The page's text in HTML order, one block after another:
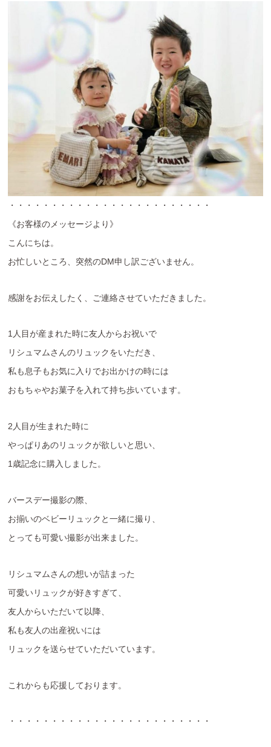
・・・・・・・・・・・・・・・・・・・・・・・・
《お客様のメッセージより》
こんにちは。
お忙しいところ、突然のDM申し訳ございません。
感謝をお伝えしたく、ご連絡させていただきました。
1人目が産まれた時に友人からお祝いで
リシュマムさんのリュックをいただき、
私も息子もお気に入りでお出かけの時には
おもちゃやお菓子を入れて持ち歩いています。
2人目が生まれた時に
やっぱりあのリュックが欲しいと思い、
1歳記念に購入しました。
バースデー撮影の際、
お揃いのベビーリュックと一緒に撮り、
とっても可愛い撮影が出来ました。
リシュマムさんの想いが詰まった
可愛いリュックが好きすぎて、
友人からいただいて以降、
私も友人の出産祝いには
リュックを送らせていただいています。
これからも応援しております。
・・・・・・・・・・・・・・・・・・・・・・・・